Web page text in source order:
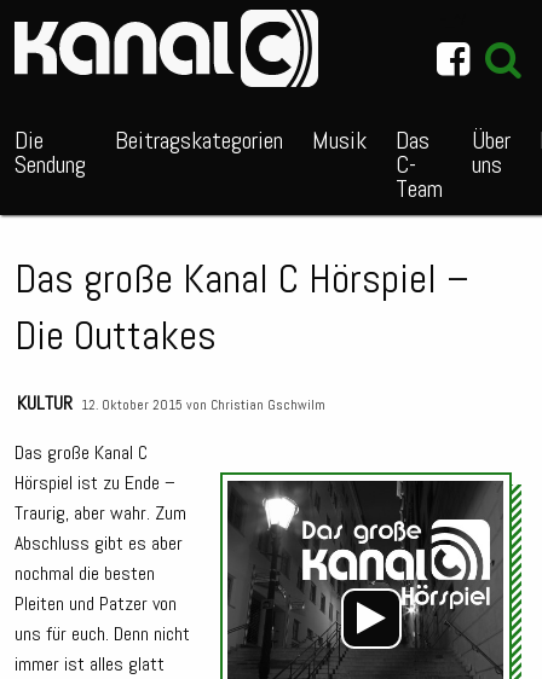
Die
Sendung
Beitragskategorien Musik Das
C-
Team
Über
uns
Das große Kanal C Hörspiel –
Die Outtakes
KULTUR 12. Oktober 2015 von Christian Gschwilm
Das große Kanal C
Hörspiel ist zu Ende –
Traurig, aber wahr. Zum
Abschluss gibt es aber
nochmal die besten
Pleiten und Patzer von
uns für euch. Denn nicht
immer ist alles glatt